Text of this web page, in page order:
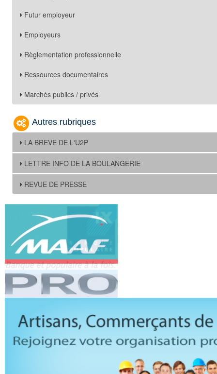
Futur employeur
Employeurs
Règlementation professionnelle
Ressources documentaires
Marchés publics / privés
Autres rubriques
LA BREVE DE L'U2P
LETTRE INFO DE LA BOULANGERIE
REVUE DE PRESSE